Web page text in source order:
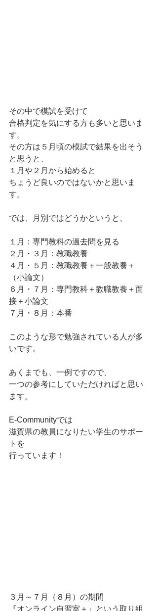
その中で模試を受けて
合格判定を気にする方も多いと思いま
す。
その方は５月頃の模試で結果を出そう
と思うと、
１月や２月から始めると
ちょうど良いのではないかと思いま
す。
では、月別ではどうかというと、
１月：専門教科の過去問を見る
２月・３月：教職教養
４月・５月：教職教養＋一般教養＋
（小論文）
６月・７月：専門教科＋教職教養＋面
接＋小論文
７月・８月：本番
このような形で勉強されている人が多
いです。
あくまでも、一例ですので、
一つの参考にしていただければと思い
ます。
E-Communityでは
滋賀県の教員になりたい学生のサポー
トを
行っています！
３月～７月（８月）の期間
『オンライン自習室＋』という取り組